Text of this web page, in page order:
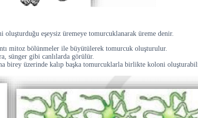
oluşturduğu eşeysiz üremeye tomurcuklanarak üreme denir.
mitoz bölünmeler ile büyütülerek tomurcuk oluşturulur.
sünger gibi canlılarda görülür.
birey üzerinde kalıp başka tomurcuklarla birlikte koloni